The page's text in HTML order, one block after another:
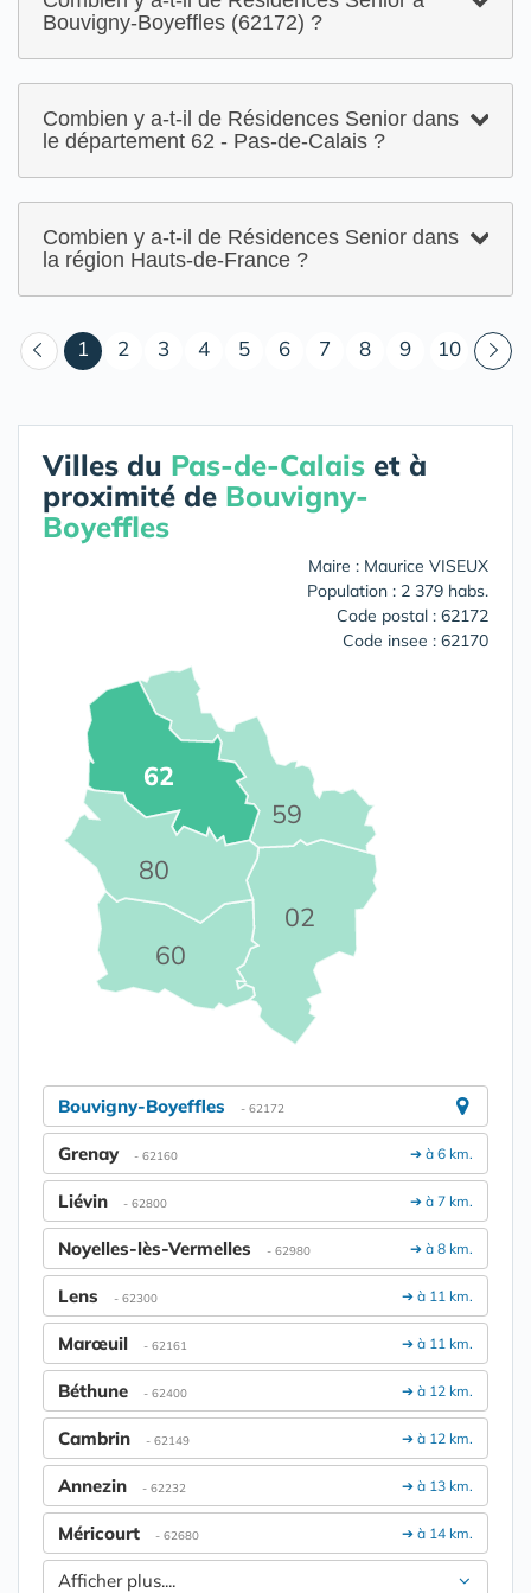
Bouvigny-Boyeffles (62172) ?
Combien y a-t-il de Résidences Senior dans
le département 62 - Pas-de-Calais ?
Combien y a-t-il de Résidences Senior dans
la région Hauts-de-France ?
1 (courant)
2 3 4 5 6 7 8 9 10
Villes du Pas-de-Calais et à
proximité de Bouvigny-
Boyeffles
Maire : Maurice VISEUX
Population : 2 379 habs.
Code postal : 62172
Code insee : 62170
02
59
60
62
80
Bouvigny-Boyeffles - 62172
➔ à 6 km.
Grenay - 62160
➔ à 7 km.
Liévin - 62800
➔ à 8 km.
Noyelles-lès-Vermelles - 62980
➔ à 11 km.
Lens - 62300
➔ à 11 km.
Marœuil - 62161
➔ à 12 km.
Béthune - 62400
➔ à 12 km.
Cambrin - 62149
➔ à 13 km.
Annezin - 62232
➔ à 14 km.
Méricourt - 62680
Afficher plus....